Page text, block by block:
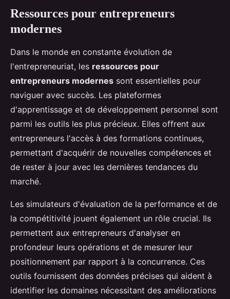
Ressources pour entrepreneurs
modernes
Dans le monde en constante évolution de
l'entrepreneuriat, les ressources pour
entrepreneurs modernes sont essentielles pour
naviguer avec succès. Les plateformes
d'apprentissage et de développement personnel sont
parmi les outils les plus précieux. Elles offrent aux
entrepreneurs l'accès à des formations continues,
permettant d'acquérir de nouvelles compétences et
de rester à jour avec les dernières tendances du
marché.
Les simulateurs d'évaluation de la performance et de
la compétitivité jouent également un rôle crucial. Ils
permettent aux entrepreneurs d'analyser en
profondeur leurs opérations et de mesurer leur
positionnement par rapport à la concurrence. Ces
outils fournissent des données précises qui aident à
identifier les domaines nécessitant des améliorations